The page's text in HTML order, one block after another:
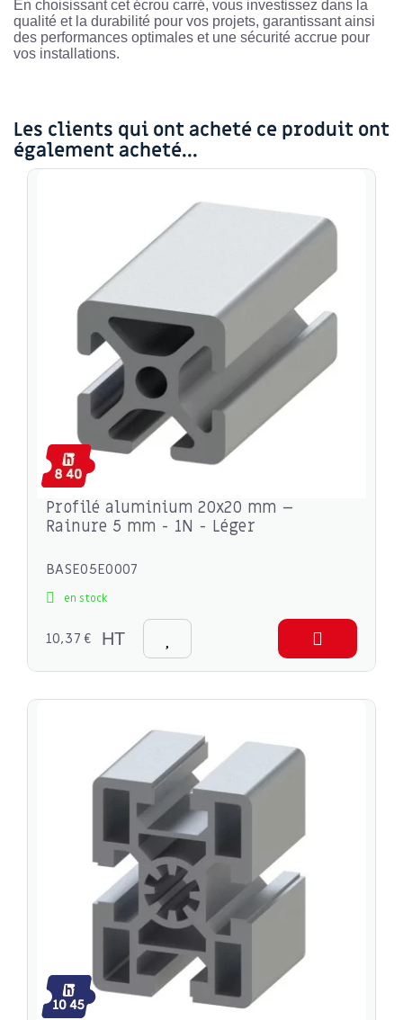
En choisissant cet écrou carré, vous investissez dans la
qualité et la durabilité pour vos projets, garantissant ainsi
des performances optimales et une sécurité accrue pour
vos installations.
Les clients qui ont acheté ce produit ont
également acheté...
Profilé aluminium 20x20 mm –
Rainure 5 mm - 1N - Léger
BASE05E0007
en stock
10,37 € HT